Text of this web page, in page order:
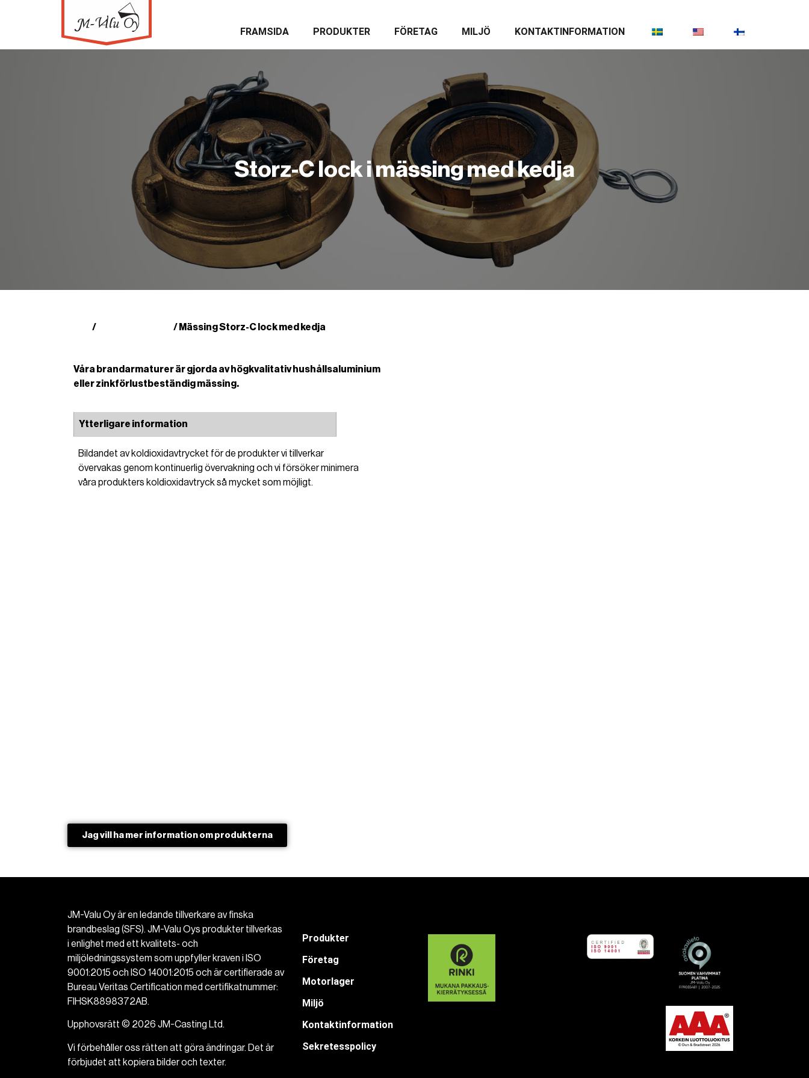
FRAMSIDA PRODUKTER FÖRETAG MILJÖ KONTAKTINFORMATION
Storz-C lock i mässing med kedja
/ / Mässing Storz-C lock med kedja
Våra brandarmaturer är gjorda av högkvalitativ hushållsaluminium
eller zinkförlustbeständig mässing.
Ytterligare information
Bildandet av koldioxidavtrycket för de produkter vi tillverkar
övervakas genom kontinuerlig övervakning och vi försöker minimera
våra produkters koldioxidavtryck så mycket som möjligt.
Jag vill ha mer information om produkterna
JM-Valu Oy är en ledande tillverkare av finska
brandbeslag (SFS). JM-Valu Oys produkter tillverkas
i enlighet med ett kvalitets- och
miljöledningssystem som uppfyller kraven i ISO
9001:2015 och ISO 14001:2015 och är certifierade av
Bureau Veritas Certification med certifikatnummer:
FIHSK8898372AB.
Upphovsrätt © 2026 JM-Casting Ltd.
Vi förbehåller oss rätten att göra ändringar. Det är
förbjudet att kopiera bilder och texter.
Produkter
Företag
Motorlager
Miljö
Kontaktinformation
Sekretesspolicy